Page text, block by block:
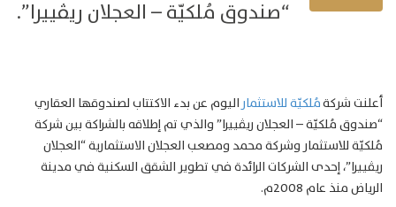
“صندوق مُلكيّة – العجلان ريڤييرا”.
أعلنت شركةمُلكيّة للاستثمار اليوم عن بدء الاكتتاب لصندوقها العقاري
“صندوق مُلكيّة – العجلان ريڤييرا” والذي تم إطلاقه بالشراكة بين شركة
مُلكيّة للاستثمار وشركة محمد ومصعب العجلان الاستثمارية “العجلان
ريڤييرا”، إحدى الشركات الرائدة في تطوير الشقق السكنية في مدينة
الرياض منذ عام 2008م.